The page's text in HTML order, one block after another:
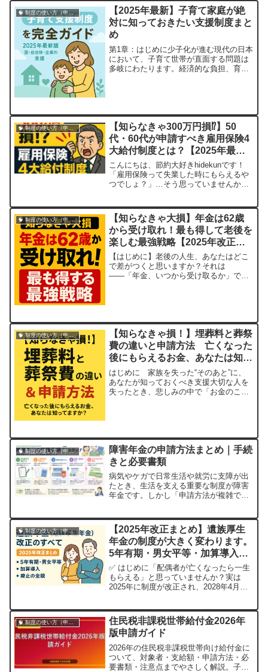
す！🔻結論 国民年金は“守り”の制度。
申請次第で味方になる！国民年金は「老
後のための貯金」だけじゃありません。
失業・出産・...
🧠 制度の使い方（申請・相談など）
【2025年最新】子育て家庭が絶
対に知っておきたい支援制度まと
め
第1章：はじめに少子化が進む現代の日本
において、子育て世帯が直面する問題は
多岐にわたります。経済的な負担、育児
の育児ストレスが顕著であり、地方では
子育て支援施...
【知らなきゃ300万円損⁉】50
代・60代が申請すべき雇用保険4
大給付制度とは？【2025年最新
版】
こんにちは、節約大好きhidekunです！
「雇用保険って失業した時にもらえるや
つでしょ？」…そう思っていませんか？
が受けられる制度があるんです。しか
も、50代・60代の方が対象になるものも
多く、**知らないと1円ももらえずに損...
🧠 制度の使い方（申請・相談など）
【知らなきゃ大損】年金は62歳
から受け取れ！最も得して老後を
楽しむ最強戦略【2025年改正対
応】
【はじめに】老後の人生、あなたはどこ
で差がつくと思いますか？それは
――「年金、いつから受け取るか」で決
がいい？……ほんとにそれで後悔しませ
んか？」今回は...
🧠 制度の使い方（申請・相談など）
【知らなきゃ損！】埋葬料と葬祭
費の違いと申請方法 亡くなった
後にもらえるお金、あなたは知っ
てますか？
はじめに 家族を失った“そのあと”に、
あなたが知っておくべき支援大切な人を
失ったとき、悲しみの中で「お金のこ
も、これ…申請しないと1円ももらえませ
ん！しかも...
🧠 制度の使い方（申請・相談など）
障害年金の申請方法まとめ｜手続
きと必要書類
病気やケガで日常生活や就労に支障が出
たとき、生活を支える重要な制度が障害
年金です。しかし「申請方法が複雑でわ
れや必要書類、注意点をわかりやすく解
説します。障害年金とは何か障害年金
は、病気やケガにより一定の障害状態に
ある方が受け取...
🧠 制度の使い方（申請・相談など）
【2025年改正まとめ】遺族厚生
年金の制度が大きく変わります。
5年有期・男女平等・加算導入の
全貌
✅ はじめに「配偶者が亡くなったら一生
もらえる」と思っていませんか？実は
2025年に制度が改正され、2028年4月か
は男女問わず“5年間の限定支給”に。さら
に、「加算制度」や「年金の分割制度」
など新たな救済策も導入されます。こ
の...
🧠 制度の使い方（申請・相談など）
住民税非課税世帯給付金2026年
版申請ガイド
2026年の住民税非課税世帯向け給付金に
ついて、対象者・支給額・申請方法・必
要書類・注意点までやさしく解説。子ど